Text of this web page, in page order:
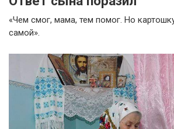
«Чем смог, мама, тем помог. Но
самой».